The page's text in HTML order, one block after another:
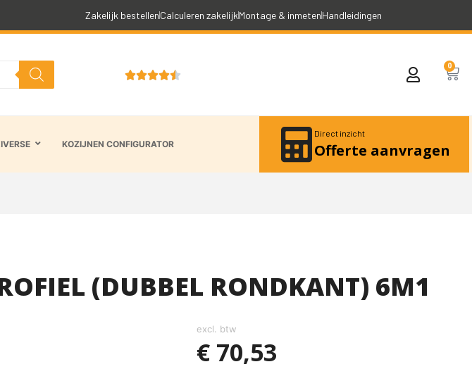
Zakelijk bestellenCalculeren zakelijkMontage & inmetenHandleidingen

0
KOZIJNEN CONFIGURATOR
Direct inzicht
Offerte aanvragen
(DUBBEL RONDKANT) 6M1
excl. btw
€70,53